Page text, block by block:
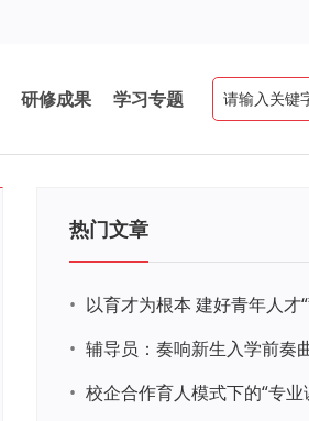
研修成果 学习专题
热门文章
• 以育才为根本 建好青年人才
• 辅导员：奏响新生入学前奏
•